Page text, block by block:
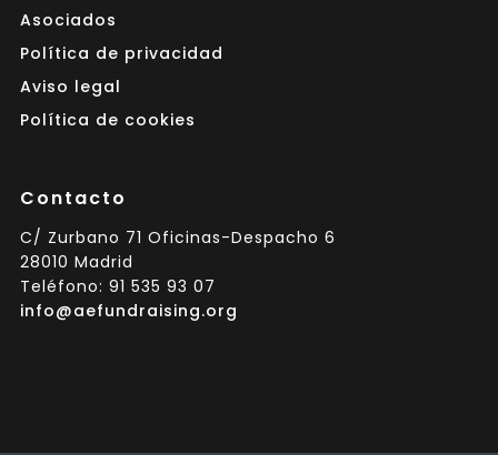
Asociados
Política de privacidad
Aviso legal
Política de cookies
Contacto
C/ Zurbano 71 Oficinas-Despacho 6
28010 Madrid
Teléfono: 91 535 93 07
info@aefundraising.org